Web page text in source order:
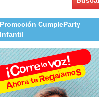
Promoción CumpleParty
Infantil